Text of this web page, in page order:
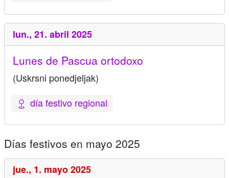
lun., 21. abril 2025
Lunes de Pascua ortodoxo
(Uskrsni ponedjeljak)
día festivo regional
Días festivos en mayo 2025
jue., 1. mayo 2025